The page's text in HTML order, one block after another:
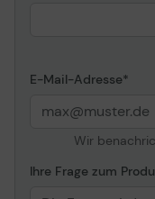
E-Mail-Adresse
Wir
Ihre Frage zum